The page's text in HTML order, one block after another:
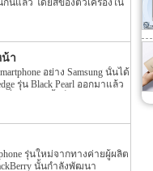
กันแล้ว โดยสีของตัวเครื่องใน
Gold, Mocha
9 ออกมาอีกครั้ง สำหรับข่าว
อีกหนึ่งสีให้เลือก โดยสีของตัว
าสีอย่าง obsidian black นี้นั้น
ายในตัวเครื่องขนาด 32GB,
น้า
อย่าง Samsung นั้นได้
รุ่น Black Pearl ออกมาแล้ว
นที่แรก จากนั้นก็ไม่มีข่าวใดๆ
ออกมาอีกครั้ง โดยข่าว
าทาง Samsung จะวาง
นั้นจะเริ่มต้นภายในเดือนหน้า
หน่ายตั้งแต่วันที่ […]
รุ่นใหม่จากทางค่ายผู้ผลิต
นั้นกำลังพัฒนา